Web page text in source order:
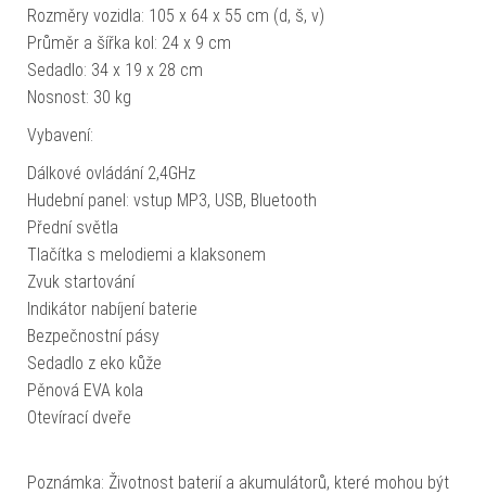
Rozměry vozidla: 105 x 64 x 55 cm (d, š, v)
Průměr a šířka kol: 24 x 9 cm
Sedadlo: 34 x 19 x 28 cm
Nosnost: 30 kg
Vybavení:
Dálkové ovládání 2,4GHz
Hudební panel: vstup MP3, USB, Bluetooth
Přední světla
Tlačítka s melodiemi a klaksonem
Zvuk startování
Indikátor nabíjení baterie
Bezpečnostní pásy
Sedadlo z eko kůže
Pěnová EVA kola
Otevírací dveře
Poznámka: Životnost baterií a akumulátorů, které mohou být